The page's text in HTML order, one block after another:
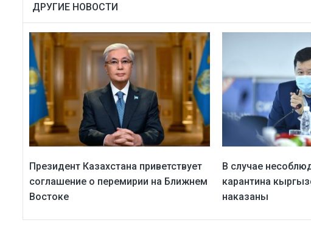
ДРУГИЕ НОВОСТИ
Президент Казахстана приветствует
соглашение о перемирии на Ближнем
Востоке
В случае
карантина
наказаны